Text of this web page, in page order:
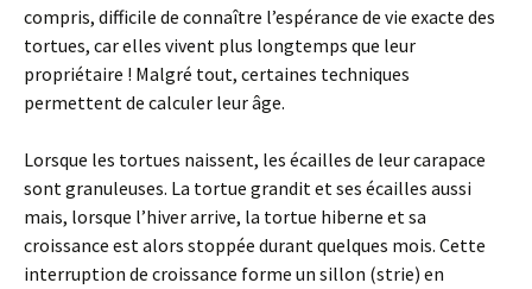
compris, difficile de connaître l’espérance de vie exacte des
tortues, car elles vivent plus longtemps que leur
propriétaire ! Malgré tout, certaines techniques
permettent de calculer leur âge.
Lorsque les tortues naissent, les écailles de leur carapace
sont granuleuses. La tortue grandit et ses écailles aussi
mais, lorsque l’hiver arrive, la tortue hiberne et sa
croissance est alors stoppée durant quelques mois. Cette
interruption de croissance forme un sillon (strie) en